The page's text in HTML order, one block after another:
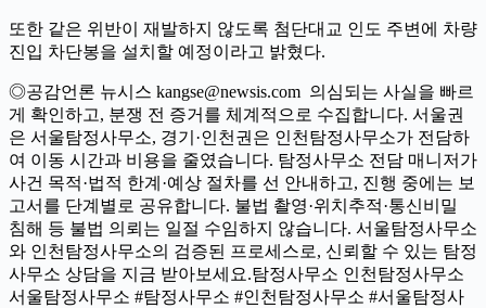
또한 같은 위반이 재발하지 않도록 첨단대교 인도 주변에 차량
진입 차단봉을 설치할 예정이라고 밝혔다.
◎공감언론 뉴시스 kangse@newsis.com 의심되는 사실을 빠르
게 확인하고, 분쟁 전 증거를 체계적으로 수집합니다. 서울권
은 서울탐정사무소, 경기·인천권은 인천탐정사무소가 전담하
여 이동 시간과 비용을 줄였습니다. 탐정사무소 전담 매니저가
사건 목적·법적 한계·예상 절차를 선 안내하고, 진행 중에는 보
고서를 단계별로 공유합니다. 불법 촬영·위치추적·통신비밀
침해 등 불법 의뢰는 일절 수임하지 않습니다. 서울탐정사무소
와 인천탐정사무소의 검증된 프로세스로, 신뢰할 수 있는 탐정
사무소 상담을 지금 받아보세요.탐정사무소 인천탐정사무소
서울탐정사무소 #탐정사무소 #인천탐정사무소 #서울탐정사